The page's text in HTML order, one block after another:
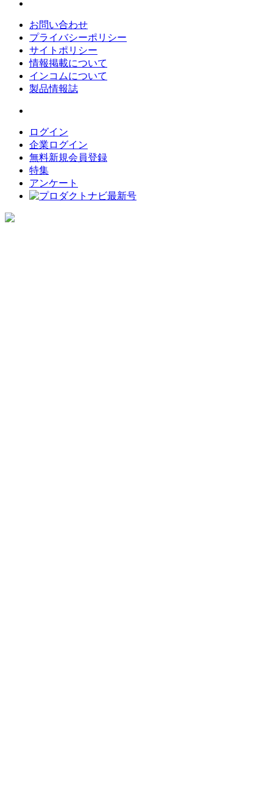
お問い合わせ
プライバシーポリシー
サイトポリシー
情報掲載について
インコムについて
製品情報誌
ログイン
企業ログイン
無料新規会員登録
特集
アンケート